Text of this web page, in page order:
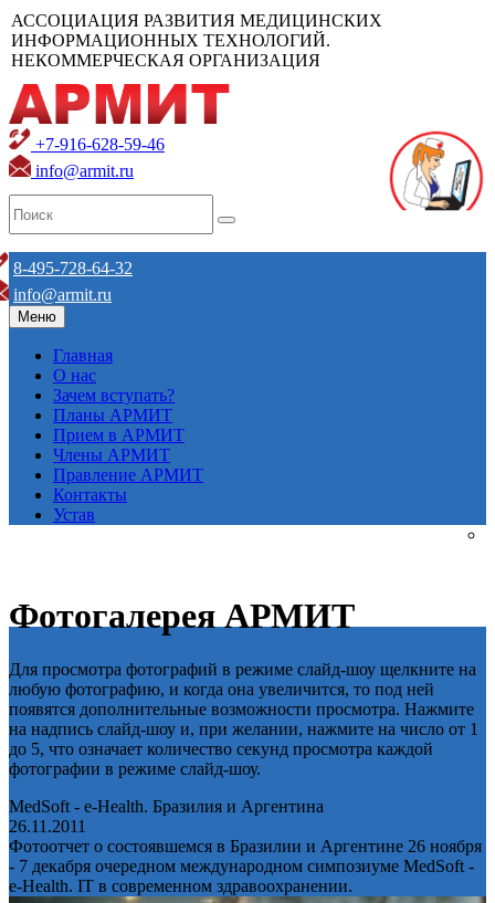
АССОЦИАЦИЯ РАЗВИТИЯ МЕДИЦИНСКИХ
ИНФОРМАЦИОННЫХ ТЕХНОЛОГИЙ.
НЕКОММЕРЧЕСКАЯ ОРГАНИЗАЦИЯ
+7-916-628-59-46
info@armit.ru
8-495-728-64-32
info@armit.ru
Меню
Главная
О нас
Зачем вступать?
Планы АРМИТ
Прием в АРМИТ
Члены АРМИТ
Правление АРМИТ
Контакты
Устав
Фотогалерея АРМИТ
Для просмотра фотографий в режиме слайд-шоу щелкните на
любую фотографию, и когда она увеличится, то под ней
появятся дополнительные возможности просмотра. Нажмите
на надпись слайд-шоу и, при желании, нажмите на число от 1
до 5, что означает количество секунд просмотра каждой
фотографии в режиме слайд-шоу.
MedSoft - e-Health. Бразилия и Аргентина
26.11.2011
Фотоотчет о состоявшемся в Бразилии и Аргентине 26 ноября
- 7 декабря очередном международном симпозиуме MedSoft -
e-Health. IT в современном здравоохранении.